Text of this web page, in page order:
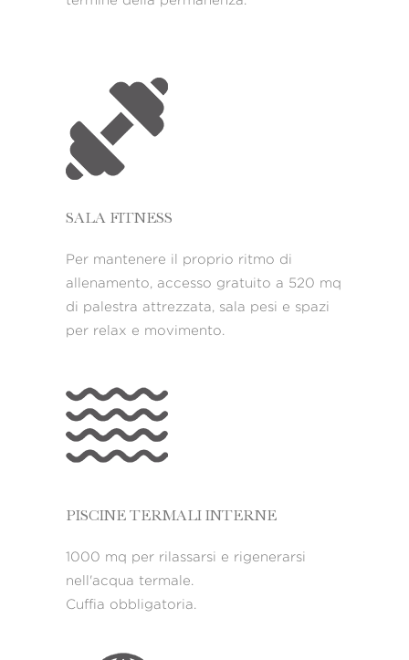
SALA FITNESS
Per mantenere il proprio ritmo di
allenamento, accesso gratuito a 520 mq
di palestra attrezzata, sala pesi e spazi
per relax e movimento.
PISCINE TERMALI INTERNE
1000 mq per rilassarsi e rigenerarsi
nell'acqua termale.
Cuffia obbligatoria.